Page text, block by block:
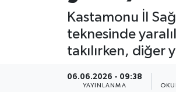
Kastamonu İl
teknesinde
takılırken, diğer
06.06.2026 - 09:38
YAYINLANMA
Bozkurt Haberleri
Çatalzeytin Haberleri
Cide Haberleri